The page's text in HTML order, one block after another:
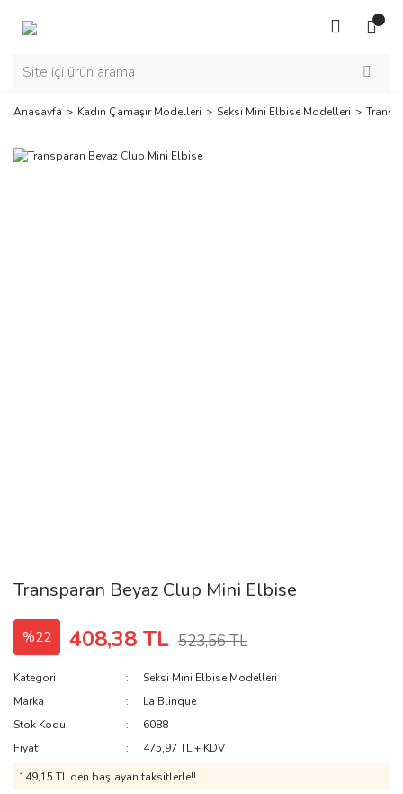
Anasayfa Kadın Çamaşır Modelleri Seksi Mini Elbise Modelleri
Transparan Beyaz Clup Mini Elbise
%22 408,38 TL 523,56 TL
Kategori
Seksi Mini Elbise Modelleri
Marka
La Blinque
Stok Kodu
6088
Fiyat
475,97 TL + KDV
149,15 TL den başlayan taksitlerle!!